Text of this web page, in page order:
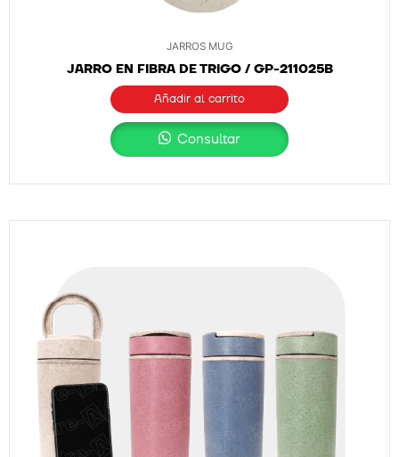
JARROS MUG
JARRO EN FIBRA DE TRIGO / GP-211025B
Añadir al carrito
Consultar